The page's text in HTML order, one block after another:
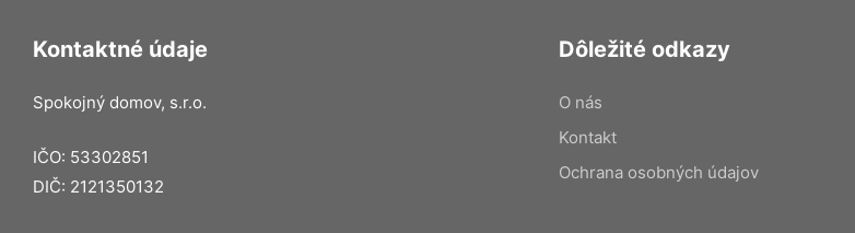
Kontaktné údaje
Spokojný domov, s.r.o.
IČO: 53302851
DIČ: 2121350132
Dôležité odkazy
O nás
Kontakt
Ochrana osobných údajov